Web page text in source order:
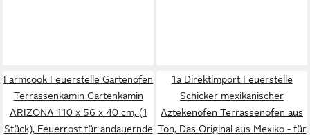
Farmcook Feuerstelle Gartenofen
Terrassenkamin Gartenkamin
ARIZONA 110 x 56 x 40 cm, (1
Stück), Feuerrost für andauernde
1a Direktimport Feuerstelle
Schicker mexikanischer
Aztekenofen Terrassenofen aus
Ton, Das Original aus Mexiko - für